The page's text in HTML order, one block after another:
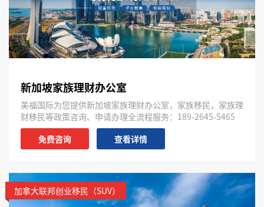
新加坡家族理财办公室
美福国际为您提供新加坡家族理财办公室，家族移民，家族理
财移民等政策咨询、申请办理全流程服务：189-2645-5465
免费咨询
查看详情
加拿大联邦创业移民（SUV）